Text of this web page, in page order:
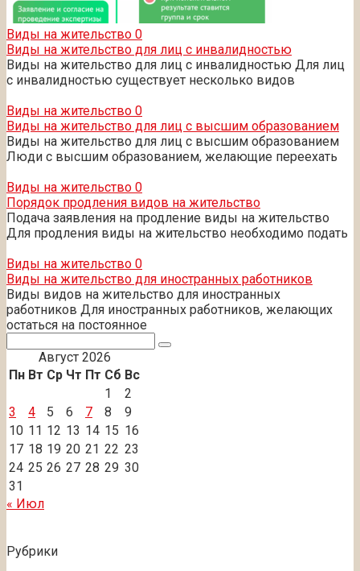
Виды на жительство 0
Виды на жительство для лиц с инвалидностью
Виды на жительство для лиц с инвалидностью Для лиц
с инвалидностью существует несколько видов
Виды на жительство 0
Виды на жительство для лиц с высшим образованием
Виды на жительство для лиц с высшим образованием
Люди с высшим образованием, желающие переехать
Виды на жительство 0
Порядок продления видов на жительство
Подача заявления на продление виды на жительство
Для продления виды на жительство необходимо подать
Виды на жительство 0
Виды на жительство для иностранных работников
Виды видов на жительство для иностранных
работников Для иностранных работников, желающих
остаться на постоянное
Август 2026
Пн Вт Ср Чт Пт Сб Вс
1
2
3
4 5 6 7 8
9
10 11 12 13 14 15 16
17 18 19 20 21 22 23
24 25 26 27 28 29 30
31
« Июл
Рубрики